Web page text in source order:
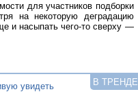
для участников подборки
на некоторую деградацию
и насыпать чего-то сверху —
В ТРЕНДЕ
увидеть